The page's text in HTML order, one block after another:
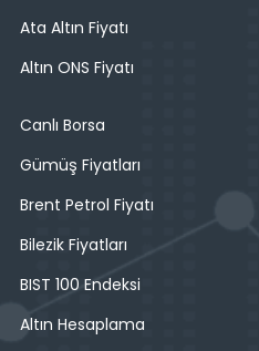
Ata Altın Fiyatı
Altın ONS Fiyatı
Canlı Borsa
Gümüş Fiyatları
Brent Petrol Fiyatı
Bilezik Fiyatları
BIST 100 Endeksi
Altın Hesaplama